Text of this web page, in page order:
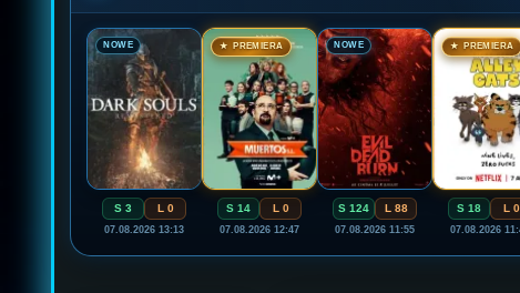
🎬NOWE
S 3 L 0
07.08.2026 13:13
🎬★ PREMIERA
S 14 L 0
07.08.2026 12:47
🎬NOWE
S 124 L 88
07.08.2026 11:55
🎬★ PREMIERA
S 18 L 0
07.08.2026